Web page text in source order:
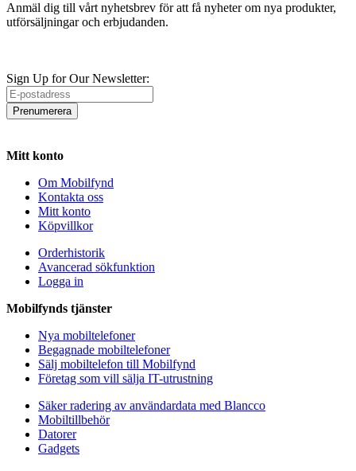
Anmäl dig till vårt nyhetsbrev för att få nyheter om nya produkter,
utförsäljningar och erbjudanden.
Sign Up for Our Newsletter:
Prenumerera
Mitt konto
Om Mobilfynd
Kontakta oss
Mitt konto
Köpvillkor
Orderhistorik
Avancerad sökfunktion
Logga in
Mobilfynds tjänster
Nya mobiltelefoner
Begagnade mobiltelefoner
Sälj mobiltelefon till Mobilfynd
Företag som vill sälja IT-utrustning
Säker radering av användardata med Blancco
Mobiltillbehör
Datorer
Gadgets